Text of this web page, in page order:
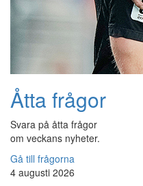
Åtta frågor
Svara på åtta frågor
om veckans nyheter.
Gå till frågorna
4 augusti 2026